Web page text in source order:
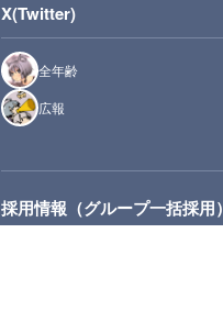
X(Twitter)
全年齢
広報
採用情報（グループ一括採用）